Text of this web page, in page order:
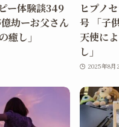
ー体験談349
劫ーお父さん
癒し」
ヒプノ
号 「子
天使に
し」
2025年8月